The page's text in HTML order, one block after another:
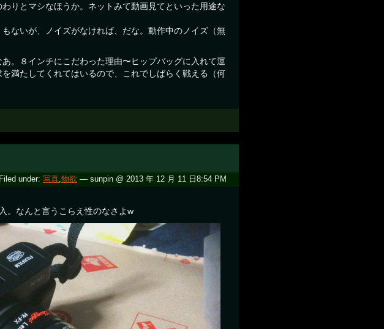
りとマシなほうか。ネットみて動画見てといった用途な
ないが、ノイズがなければ、だな。動作中のノイズ（無
。８インチにこだわった理由〜ヒップバッグに入れて運
満たしてくれてはいるので、これでしばらく戦える（何
Filed under: 写真 物欲 — sunpin @ 2013 年 12 月 11 日8:54 PM
なんと言うこらえ性のなさよw